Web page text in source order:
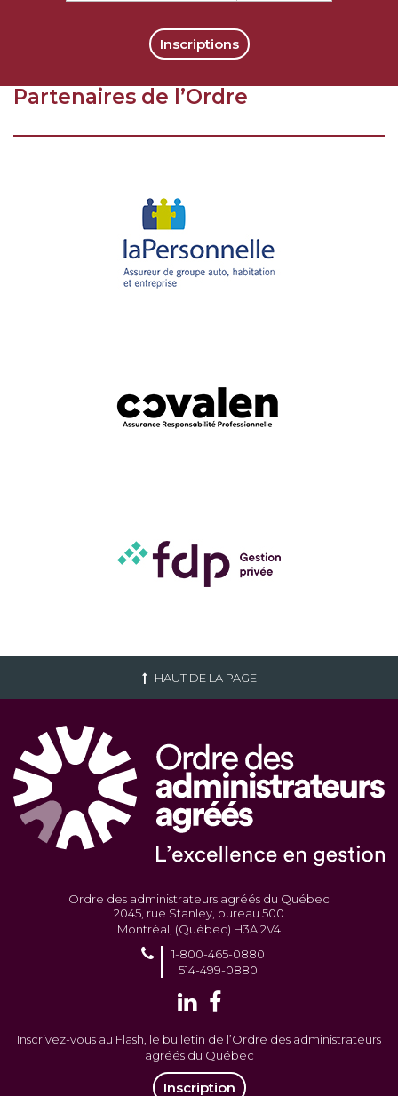
Inscriptions
Partenaires de l’Ordre
HAUT DE LA PAGE
Ordre des administrateurs agréés du Québec
2045, rue Stanley, bureau 500
Montréal, (Québec) H3A 2V4
1-800-465-0880
514-499-0880
Inscrivez-vous au Flash, le bulletin de l’Ordre des administrateurs
agréés du Québec
Inscription